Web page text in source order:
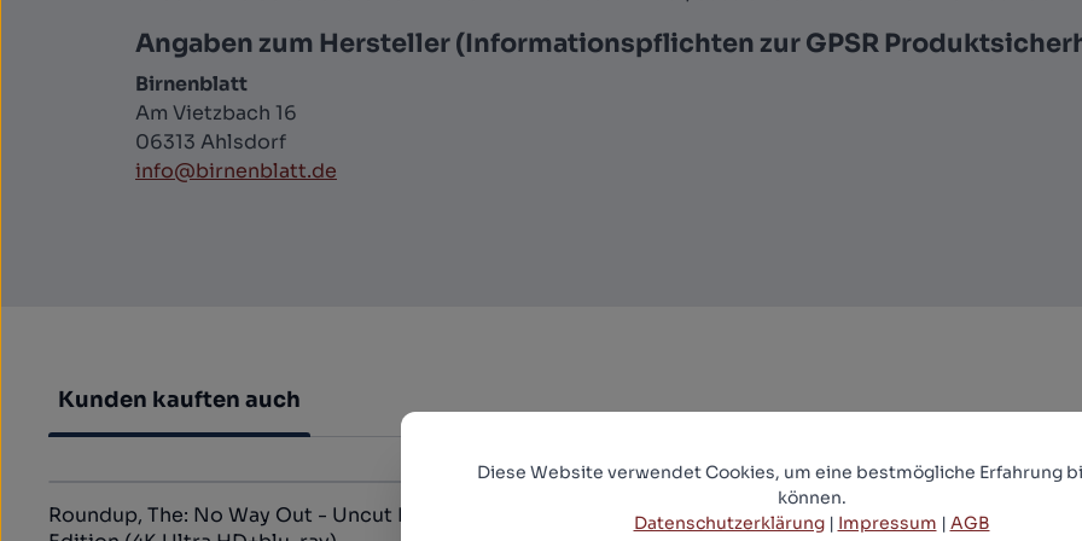
Angaben zum Hersteller (Informationspflichten zur GPSR
Birnenblatt
Am Vietzbach 16
06313 Ahlsdorf
info@birnenblatt.de
Kunden kauften auch
Roundup, The: No Way Out - Uncut Mediabook
Stephen Kings Der Nebel - Uncut Mediabook
Diese Website verwendet Cookies, um eine bestmögliche Erfahrung
können.
Datenschutzerklärung| Impressum | AGB